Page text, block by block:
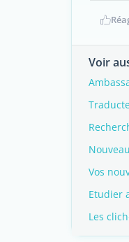
Voir
Vos
Etudier
Les